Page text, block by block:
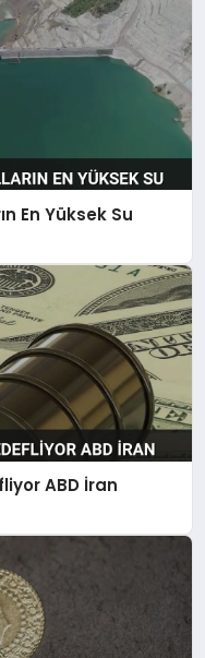
En Yüksek Su
ABD İran